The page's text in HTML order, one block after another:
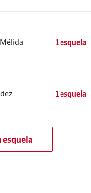
1 esquela
1 esquela
esquela